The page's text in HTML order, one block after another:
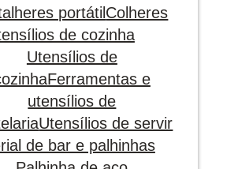
portátil Colheres
de cozinha
Utensílios de
Ferramentas e
utensílios de
Utensílios de servir
de bar e palhinhas